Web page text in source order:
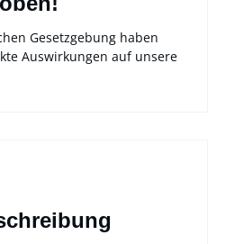
Gesetzgebung haben
Auswirkungen auf unsere